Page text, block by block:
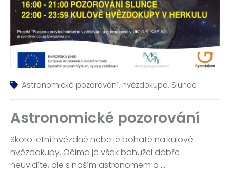
Astronomické pozorování, hvězdokupa, Slunce
Astronomické pozorování
Skoro letní hvězdné nebe je bohaté na kulové
hvězdokupy. Očima je však bohužel dobře
neuvidíte, ale s naším astronomem a …